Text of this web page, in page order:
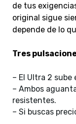
de tus
original sigue
depende de lo
Tres
– El Ultra 2 sube
– Ambos
resistentes.
– Si buscas